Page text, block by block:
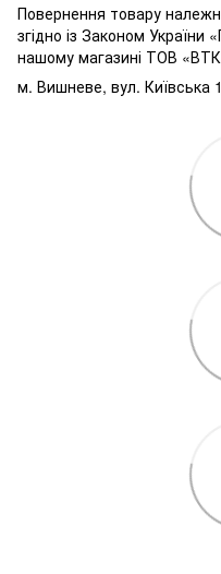
Повернення товару
згідно із Законом України
нашому магазині ТОВ
м. Вишневе, вул. Київська